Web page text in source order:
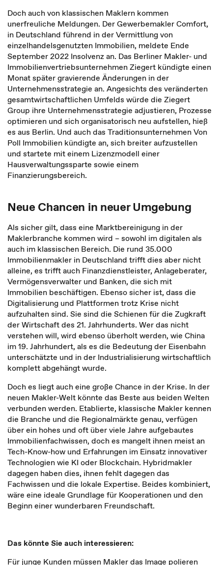
Doch auch von klassischen Maklern kommen
unerfreuliche Meldungen. Der Gewerbemakler Comfort,
in Deutschland führend in der Vermittlung von
einzelhandelsgenutzten Immobilien, meldete Ende
September 2022 Insolvenz an. Das Berliner Makler- und
Immobilienvertriebsunternehmen Ziegert kündigte einen
Monat später gravierende Änderungen in der
Unternehmensstrategie an. Angesichts des veränderten
gesamtwirtschaftlichen Umfelds würde die Ziegert
Group ihre Unternehmensstrategie adjustieren, Prozesse
optimieren und sich organisatorisch neu aufstellen, hieß
es aus Berlin. Und auch das Traditionsunternehmen Von
Poll Immobilien kündigte an, sich breiter aufzustellen
und startete mit einem Lizenzmodell einer
Hausverwaltungssparte sowie einem
Finanzierungsbereich.
Neue Chancen in neuer Umgebung
Als sicher gilt, dass eine Marktbereinigung in der
Maklerbranche kommen wird – sowohl im digitalen als
auch im klassischen Bereich. Die rund 35.000
Immobilienmakler in Deutschland trifft dies aber nicht
alleine, es trifft auch Finanzdienstleister, Anlageberater,
Vermögensverwalter und Banken, die sich mit
Immobilien beschäftigen. Ebenso sicher ist, dass die
Digitalisierung und Plattformen trotz Krise nicht
aufzuhalten sind. Sie sind die Schienen für die Zugkraft
der Wirtschaft des 21. Jahrhunderts. Wer das nicht
verstehen will, wird ebenso überholt werden, wie China
im 19. Jahrhundert, als es die Bedeutung der Eisenbahn
unterschätzte und in der Industrialisierung wirtschaftlich
komplett abgehängt wurde.
Doch es liegt auch eine große Chance in der Krise. In der
neuen Makler-Welt könnte das Beste aus beiden Welten
verbunden werden. Etablierte, klassische Makler kennen
die Branche und die Regionalmärkte genau, verfügen
über ein hohes und oft über viele Jahre aufgebautes
Immobilienfachwissen, doch es mangelt ihnen meist an
Tech-Know-how und Erfahrungen im Einsatz innovativer
Technologien wie KI oder Blockchain. Hybridmakler
dagegen haben dies, ihnen fehlt dagegen das
Fachwissen und die lokale Expertise. Beides kombiniert,
wäre eine ideale Grundlage für Kooperationen und den
Beginn einer wunderbaren Freundschaft.
Das könnte Sie auch interessieren:
Für junge Kunden müssen Makler das Image polieren